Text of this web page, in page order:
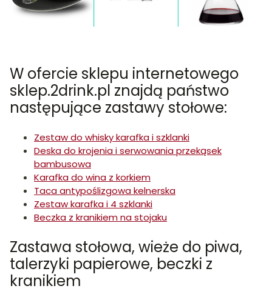
W ofercie sklepu internetowego
sklep.2drink.pl znajdą państwo
następujące zastawy stołowe:
Zestaw do whisky karafka i szklanki
Deska do krojenia i serwowania przekąsek
bambusowa
Karafka do wina z korkiem
Taca antypoślizgowa kelnerska
Zestaw karafka i 4 szklanki
Beczka z kranikiem na stojaku
Zastawa stołowa, wieże do piwa,
talerzyki papierowe, beczki z
kranikiem